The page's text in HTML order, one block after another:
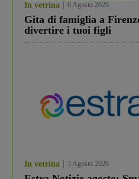
In vetrina 6 Agosto 2026
Gita di famiglia a
divertire i tuoi figli
In vetrina 3 Agosto 2026